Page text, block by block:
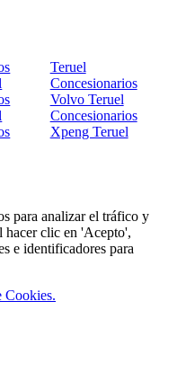
Teruel
Concesionarios
Volvo Teruel
Concesionarios
Xpeng Teruel
para analizar el tráfico y
hacer clic en 'Acepto',
e identificadores para
Cookies.